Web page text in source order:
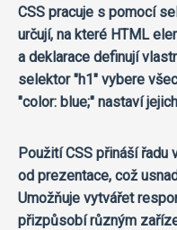
CSS pracuje s pomocí
určují, na které HTML
a deklarace definují
selektor "h1" vybere
"color: blue;" nastaví
Použití CSS přináší řadu
od prezentace, což
Umožňuje vytvářet
přizpůsobí různým